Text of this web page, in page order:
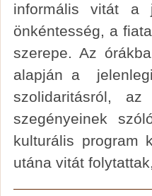
informális vitát a
önkéntesség, a
szerepe. Az
alapján a
szolidaritásról,
szegényeinek
kulturális program
utána vitát